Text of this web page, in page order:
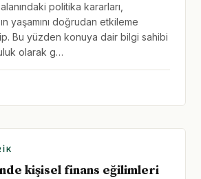
politika kararları,
yaşamını doğrudan etkileme
Bu yüzden konuya dair bilgi sahibi
olarak g…
kişisel finans eğilimleri